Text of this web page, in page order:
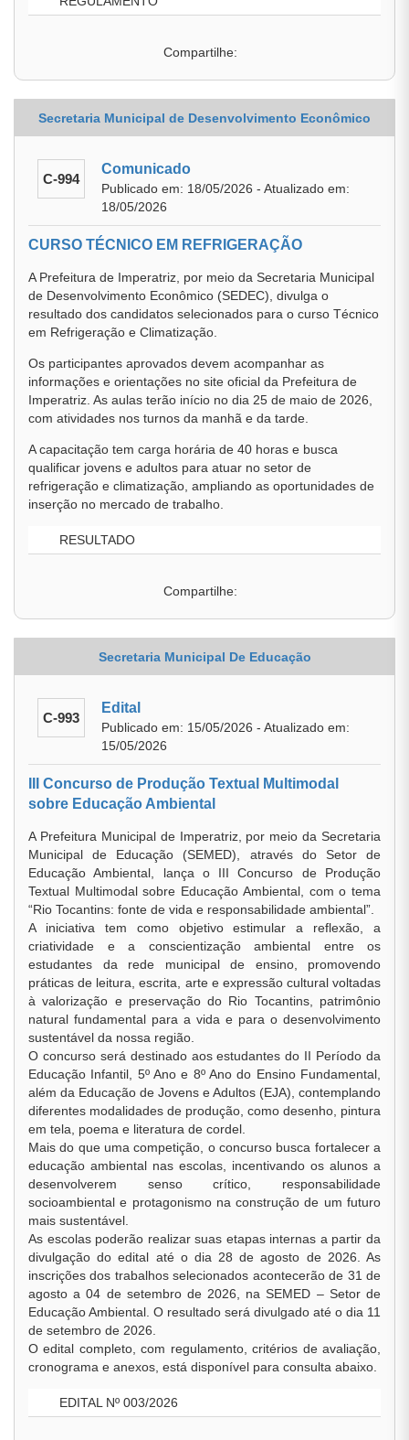
Compartilhe:
Secretaria Municipal de Desenvolvimento Econômico
C-994
Comunicado
Publicado em: 18/05/2026 - Atualizado em:
18/05/2026
CURSO TÉCNICO EM REFRIGERAÇÃO
A Prefeitura de Imperatriz, por meio da Secretaria Municipal
de Desenvolvimento Econômico (SEDEC), divulga o
resultado dos candidatos selecionados para o curso Técnico
em Refrigeração e Climatização.
Os participantes aprovados devem acompanhar as
informações e orientações no site oficial da Prefeitura de
Imperatriz. As aulas terão início no dia 25 de maio de 2026,
com atividades nos turnos da manhã e da tarde.
A capacitação tem carga horária de 40 horas e busca
qualificar jovens e adultos para atuar no setor de
refrigeração e climatização, ampliando as oportunidades de
inserção no mercado de trabalho.
RESULTADO
Compartilhe:
Secretaria Municipal De Educação
C-993
Edital
Publicado em: 15/05/2026 - Atualizado em:
15/05/2026
III Concurso de Produção Textual Multimodal
sobre Educação Ambiental
A Prefeitura Municipal de Imperatriz, por meio da Secretaria
Municipal de Educação (SEMED), através do Setor de
Educação Ambiental, lança o III Concurso de Produção
Textual Multimodal sobre Educação Ambiental, com o tema
“Rio Tocantins: fonte de vida e responsabilidade ambiental”.
A iniciativa tem como objetivo estimular a reflexão, a
criatividade e a conscientização ambiental entre os
estudantes da rede municipal de ensino, promovendo
práticas de leitura, escrita, arte e expressão cultural voltadas
à valorização e preservação do Rio Tocantins, patrimônio
natural fundamental para a vida e para o desenvolvimento
sustentável da nossa região.
O concurso será destinado aos estudantes do II Período da
Educação Infantil, 5º Ano e 8º Ano do Ensino Fundamental,
além da Educação de Jovens e Adultos (EJA), contemplando
diferentes modalidades de produção, como desenho, pintura
em tela, poema e literatura de cordel.
Mais do que uma competição, o concurso busca fortalecer a
educação ambiental nas escolas, incentivando os alunos a
desenvolverem senso crítico, responsabilidade
socioambiental e protagonismo na construção de um futuro
mais sustentável.
As escolas poderão realizar suas etapas internas a partir da
divulgação do edital até o dia 28 de agosto de 2026. As
inscrições dos trabalhos selecionados acontecerão de 31 de
agosto a 04 de setembro de 2026, na SEMED – Setor de
Educação Ambiental. O resultado será divulgado até o dia 11
de setembro de 2026.
O edital completo, com regulamento, critérios de avaliação,
cronograma e anexos, está disponível para consulta abaixo.
EDITAL Nº 003/2026